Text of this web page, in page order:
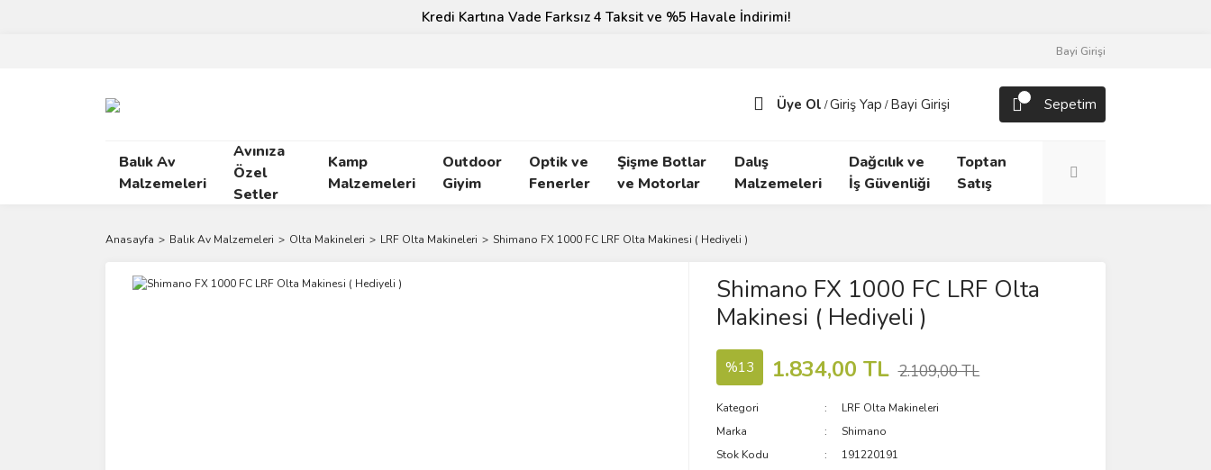
Kredi Kartına Vade Farksız 4 Taksit ve %5 Havale İndirimi!
Bayi Girişi
Üye Ol /Giriş Yap / Bayi Girişi Sepetim
Balık Av
Malzemeleri
Avınıza
Özel
Setler
Kamp
Malzemeleri
Outdoor
Giyim
Optik ve
Fenerler
Şişme Botlar
ve Motorlar
Dalış
Malzemeleri
Dağcılık ve
İş Güvenliği
Toptan
Satış
Anasayfa Balık Av Malzemeleri Olta Makineleri LRF Olta Makineleri Shimano FX 1000 FC LRF Olta Makinesi ( Hediyeli )
Shimano FX 1000 FC LRF Olta
Makinesi ( Hediyeli )
%13 1.834,00 TL 2.109,00 TL
Kategori
LRF Olta Makineleri
Marka
Shimano
Stok Kodu
191220191